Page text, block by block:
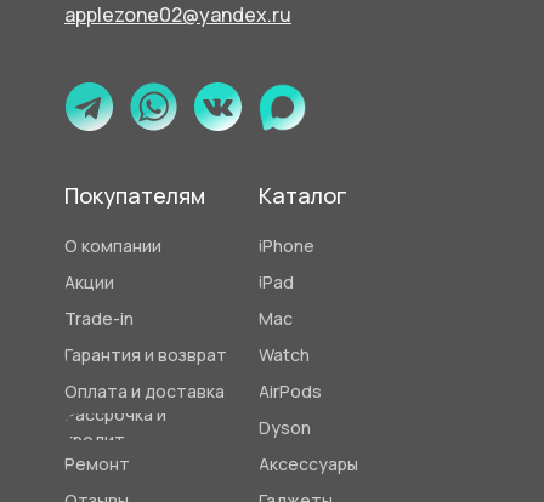
О компании
Акции
Trade-in
Гарантия и возврат
Оплата и доставка
Рассрочка и
кредит
Ремонт
Покупателям
applezone02@yandex.ru
iPhone
iPad
Mac
Watch
AirPods
Каталог
Аксессуары
Dyson